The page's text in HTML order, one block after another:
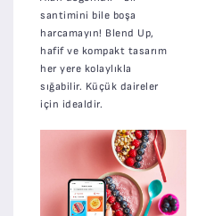
santimini bile boşa
harcamayın! Blend Up,
hafif ve kompakt tasarım
her yere kolaylıkla
sığabilir. Küçük daireler
için idealdir.